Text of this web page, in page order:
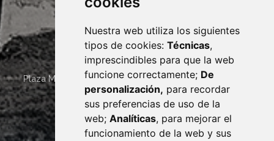
Nuestra web utiliza los siguientes
tipos de cookies: Técnicas,
imprescindibles para que la web
funcione correctamente; De
personalización, para recordar
sus preferencias de uso de la
web; Analíticas, para mejorar el
funcionamiento de la web y sus
Plaza Mayor 4 22400 MONZÓN - ARAGÓN (ESPAÑA)
· (34) 974 400 700 ·
sac@monzon.es
monzon.es